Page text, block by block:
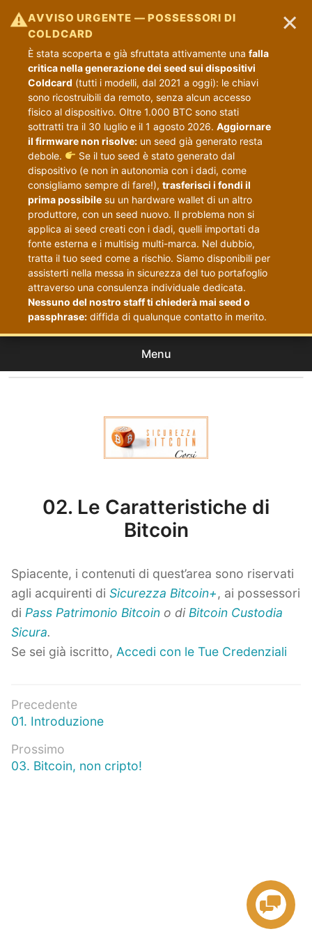
⚠AVVISO URGENTE — POSSESSORI DI
COLDCARD
È stata scoperta e già sfruttata attivamente una falla
critica nella generazione dei seed sui dispositivi
Coldcard (tutti i modelli, dal 2021 a oggi): le chiavi
sono ricostruibili da remoto, senza alcun accesso
fisico al dispositivo. Oltre 1.000 BTC sono stati
sottratti tra il 30 luglio e il 1 agosto 2026. Aggiornare
il firmware non risolve: un seed già generato resta
debole.
Se il tuo seed è stato generato dal
dispositivo (e non in autonomia con i dadi, come
consigliamo sempre di fare!), trasferisci i fondi il
prima possibile su un hardware wallet di un altro
produttore, con un seed nuovo. Il problema non si
applica ai seed creati con i dadi, quelli importati da
fonte esterna e i multisig multi-marca. Nel dubbio,
tratta il tuo seed come a rischio. Siamo disponibili per
assisterti nella messa in sicurezza del tuo portafoglio
attraverso una consulenza individuale dedicata.
Nessuno del nostro staff ti chiederà mai seed o
passphrase: diffida di qualunque contatto in merito.
×
Menu
02. Le Caratteristiche di
Bitcoin
Spiacente, i contenuti di quest’area sono riservati
agli acquirenti di Sicurezza Bitcoin+, ai possessori
di Pass Patrimonio Bitcoin o diBitcoin Custodia
Sicura.
Se sei già iscritto, Accedi con le Tue Credenziali
Navigazione
articoli
Precedente
Articolo
01. Introduzione
Prossimo
Prossimo
03. Bitcoin, non cripto!